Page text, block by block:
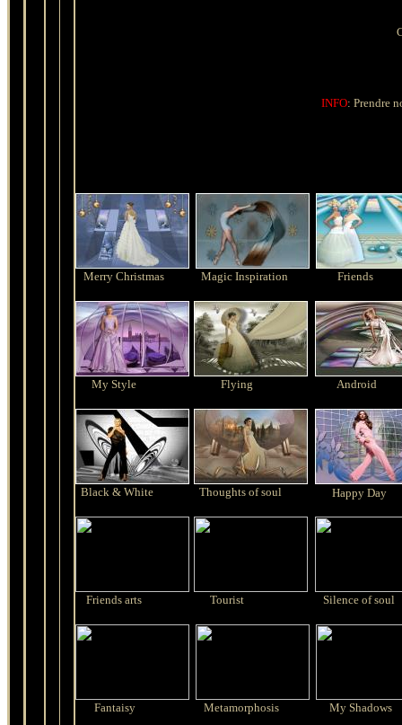
INFO: Prendre
Merry Christmas Magic Inspiration Friends
My Style Flying Android
Black & White Thoughts of soul Happy Day
Friends arts Tourist Silence of soul
Fantaisy Metamorphosis My Shadows